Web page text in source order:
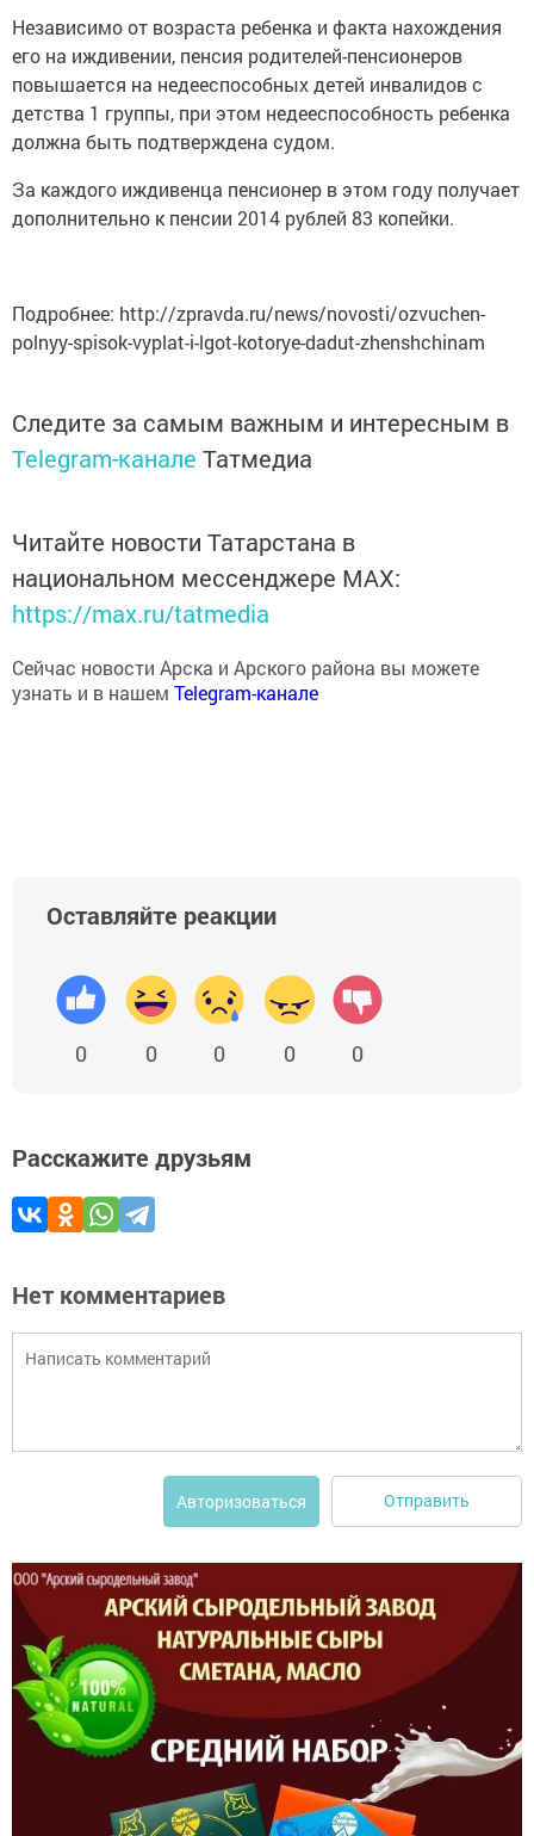
Независимо от возраста ребенка и факта нахождения
его на иждивении, пенсия родителей-пенсионеров
повышается на недееспособных детей инвалидов с
детства 1 группы, при этом недееспособность ребенка
должна быть подтверждена судом.
За каждого иждивенца пенсионер в этом году получает
дополнительно к пенсии 2014 рублей 83 копейки.
Подробнее: http://zpravda.ru/news/novosti/ozvuchen-
polnyy-spisok-vyplat-i-lgot-kotorye-dadut-zhenshchinam
Следите за самым важным и интересным в
Telegram-канале Татмедиа
Читайте новости Татарстана в
национальном мессенджере MАХ:
https://max.ru/tatmedia
Сейчас новости Арска и Арского района вы можете
узнать и в нашем Telegram-канале
Оставляйте реакции
0 0 0 0 0
Расскажите друзьям
Нет комментариев
Авторизоваться Отправить